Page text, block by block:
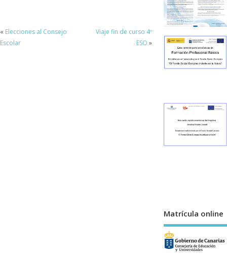
« Elecciones al Consejo
Escolar
Viaje fin de curso 4º
ESO »
Matrícula online